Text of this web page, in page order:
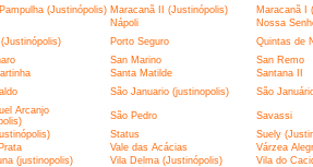
Pampulha (Justinópolis) Maracanã II (Justinópolis) Maracanã I
Nápoli Nossa
(Justinópolis) Porto Seguro Quintas de
San Marino San Remo
Santa Matilde Santana II
São Januario (justinopolis) São
Arcanjo
São Pedro Savassi
Status Suely
Vale das Acácias Várzea
(justinopolis) Vila Delma (Justinópolis) Vila do